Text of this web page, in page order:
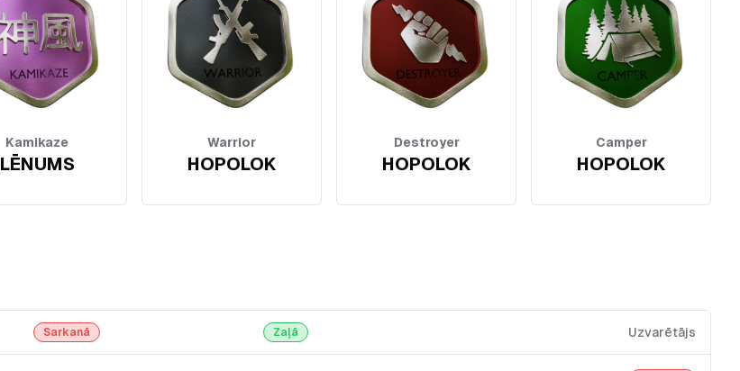
Kamikaze
LĒNUMS
Warrior
HOPOLOK
Destroyer
HOPOLOK
Camper
HOPOLOK
Sarkanā Zaļā Uzvarētājs